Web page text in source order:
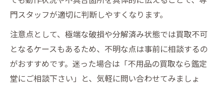
門スタッフが適切に判断しやすくなります。
注意点として、極端な破損や分解済み状態では買取不可
となるケースもあるため、不明な点は事前に相談するの
がおすすめです。迷った場合は「不用品の買取なら鑑定
堂にご相談下さい」と、気軽に問い合わせてみましょ